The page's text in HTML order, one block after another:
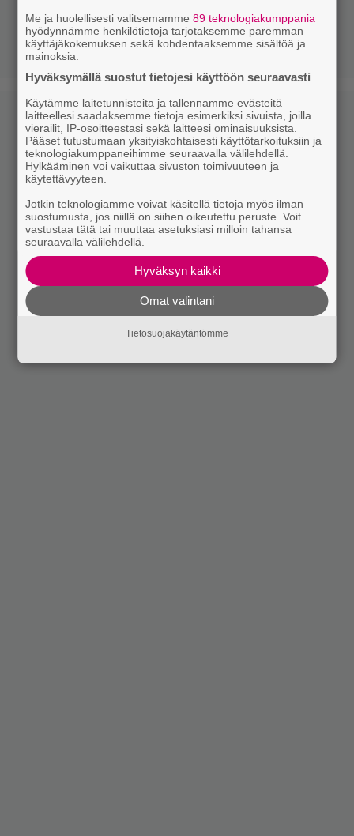
Me ja huolellisesti valitsemamme89 teknologiakumppania
hyödynnämme henkilötietoja tarjotaksemme paremman
käyttäjäkokemuksen sekä kohdentaaksemme sisältöä ja
mainoksia.
Hyväksymällä suostut tietojesi käyttöön seuraavasti
Käytämme laitetunnisteita ja tallennamme evästeitä
laitteellesi saadaksemme tietoja esimerkiksi sivuista, joilla
vierailit, IP-osoitteestasi sekä laitteesi ominaisuuksista.
Pääset tutustumaan yksityiskohtaisesti käyttötarkoituksiin ja
teknologiakumppaneihimme seuraavalla välilehdellä.
Hylkääminen voi vaikuttaa sivuston toimivuuteen ja
käytettävyyteen.
Jotkin teknologiamme voivat käsitellä tietoja myös ilman
suostumusta, jos niillä on siihen oikeutettu peruste. Voit
vastustaa tätä tai muuttaa asetuksiasi milloin tahansa
seuraavalla välilehdellä.
Hyväksyn kaikki
Omat valintani
Tietosuojakäytäntömme